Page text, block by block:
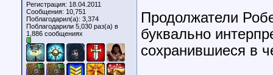
Регистрация: 18.04.2011
Сообщения: 10,751
Поблагодарил(а): 3,374
Поблагодарили 5,030 раз(а) в
1,886 сообщениях
Продолжатели
буквально
сохранившиеся в